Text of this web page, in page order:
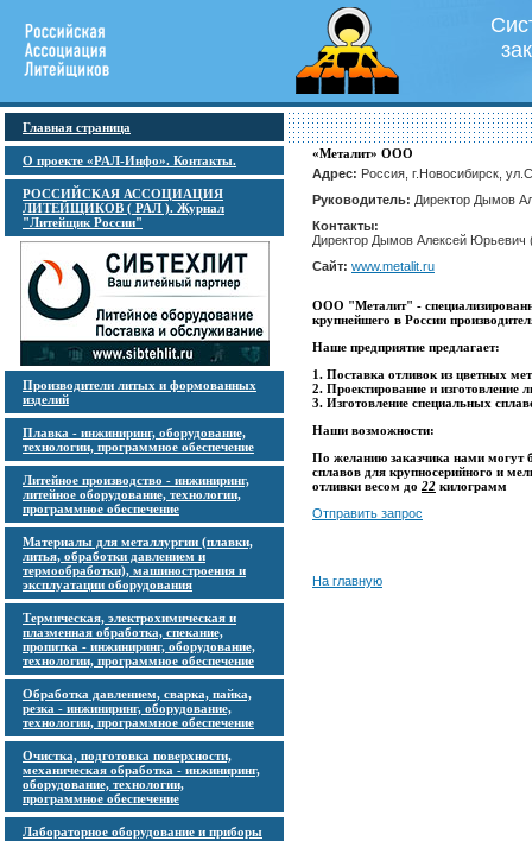
Главная страница
О проекте «РАЛ-Инфо». Контакты.
РОССИЙСКАЯ АССОЦИАЦИЯ
ЛИТЕЙЩИКОВ ( РАЛ ). Журнал
"Литейщик России"
Производители литых и формованных
изделий
Плавка - инжиниринг, оборудование,
технологии, программное обеспечение
Литейное производство - инжиниринг,
литейное оборудование, технологии,
программное обеспечение
Материалы для металлургии (плавки,
литья, обработки давлением и
термообработки), машиностроения и
эксплуатации оборудования
Термическая, электрохимическая и
плазменная обработка, спекание,
пропитка - инжиниринг, оборудование,
технологии, программное обеспечение
Обработка давлением, сварка, пайка,
резка - инжиниринг, оборудование,
технологии, программное обеспечение
Очистка, подготовка поверхности,
механическая обработка - инжиниринг,
оборудование, технологии,
программное обеспечение
Лабораторное оборудование и приборы
«Металит» ООО
Адрес: Россия, г.Новосибирск,
Руководитель: Директор Дымов
Контакты:
Директор Дымов Алексей Юрьевич
Сайт: www.metalit.ru
ООО "Металит" -
крупнейшего в России
Наше предприятие предлагает:
1. Поставка отливок из цветных
2. Проектирование и изготовление
3. Изготовление специальных
Наши возможности:
По желанию заказчика нами могут
сплавов для крупносерийного и
отливки весом до 22 килограмм
Отправить запрос
На главную